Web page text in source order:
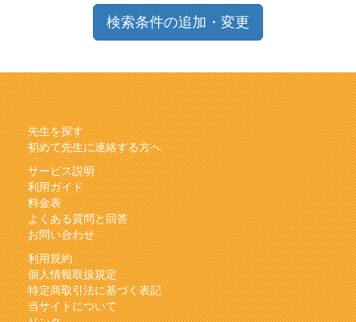
検索条件の追加・変更
先生を探す
初めて先生に連絡する方へ
サービス説明
利用ガイド
料金表
よくある質問と回答
お問い合わせ
利用規約
個人情報取扱規定
特定商取引法に基づく表記
当サイトについて